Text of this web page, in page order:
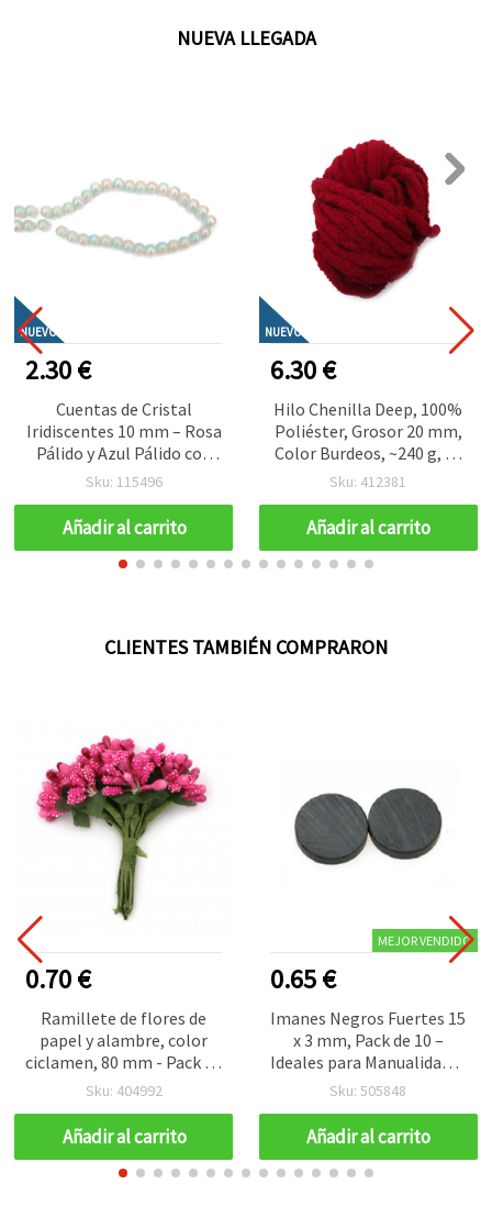
NUEVA LLEGADA
NUEVO
2.30 €
Cuentas de Cristal
Iridiscentes 10 mm – Rosa
Pálido y Azul Pálido con
Matiz Azul,
Agujero 1 mm, Tira ~85
uds (Surtido/Mix) –
Perfectas para Bisutería y
Sku: 115496
Añadir al carrito
NUEVO
6.30 €
Hilo Chenilla Deep, 100%
Poliéster, Grosor 20 mm,
Color Burdeos, ~240 g, 25
m – Ideal para Tejer
Manualidades Decorativas
Sku: 412381
Añadir al carrito
CLIENTES TAMBIÉN COMPRARON
0.70 €
Ramillete de flores de
papel y alambre, color
ciclamen, 80 mm - Pack de
12, para decoración del
de mesa de boda y
manualidades DIY
Sku: 404992
Añadir al carrito
MEJOR VENDIDO
0.65 €
Imanes Negros Fuertes 15
x 3 mm, Pack de 10 –
Ideales para Manualidades
DIY, Proyectos Escolares,
Sku: 505848
Añadir al carrito